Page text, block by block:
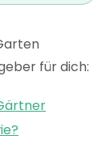
für dich: